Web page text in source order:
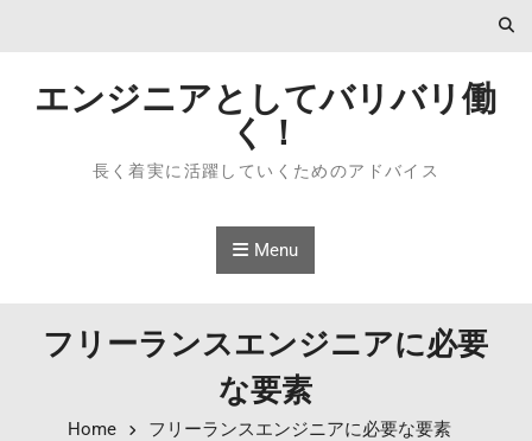
エンジニアとしてバリバリ働
く！
長く着実に活躍していくためのアドバイス
Menu
フリーランスエンジニアに必要
な要素
Home フリーランスエンジニアに必要な要素